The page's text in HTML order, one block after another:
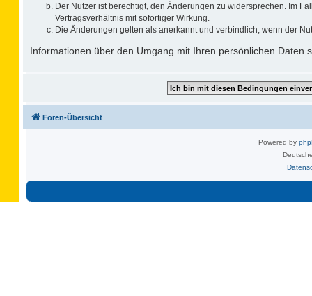
Der Nutzer ist berechtigt, den Änderungen zu widersprechen. Im
Vertragsverhältnis mit sofortiger Wirkung.
Die Änderungen gelten als anerkannt und verbindlich, wenn der
Informationen über den Umgang mit Ihren persönlichen Daten
Foren-Übersicht
Powered by